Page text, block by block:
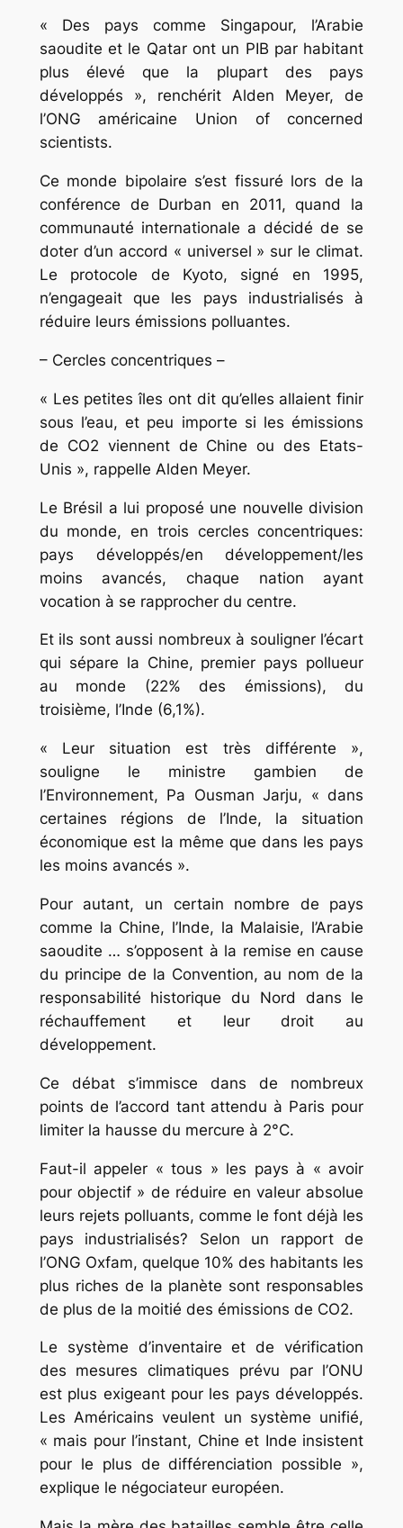
« Des pays comme Singapour, l’Arabie
saoudite et le Qatar ont un PIB par habitant
plus élevé que la plupart des pays
développés », renchérit Alden Meyer, de
l’ONG américaine Union of concerned
scientists.
Ce monde bipolaire s’est fissuré lors de la
conférence de Durban en 2011, quand la
communauté internationale a décidé de se
doter d’un accord « universel » sur le climat.
Le protocole de Kyoto, signé en 1995,
n’engageait que les pays industrialisés à
réduire leurs émissions polluantes.
– Cercles concentriques –
« Les petites îles ont dit qu’elles allaient finir
sous l’eau, et peu importe si les émissions
de CO2 viennent de Chine ou des Etats-
Unis », rappelle Alden Meyer.
Le Brésil a lui proposé une nouvelle division
du monde, en trois cercles concentriques:
pays développés/en développement/les
moins avancés, chaque nation ayant
vocation à se rapprocher du centre.
Et ils sont aussi nombreux à souligner l’écart
qui sépare la Chine, premier pays pollueur
au monde (22% des émissions), du
troisième, l’Inde (6,1%).
« Leur situation est très différente »,
souligne le ministre gambien de
l’Environnement, Pa Ousman Jarju, « dans
certaines régions de l’Inde, la situation
économique est la même que dans les pays
les moins avancés ».
Pour autant, un certain nombre de pays
comme la Chine, l’Inde, la Malaisie, l’Arabie
saoudite … s’opposent à la remise en cause
du principe de la Convention, au nom de la
responsabilité historique du Nord dans le
réchauffement et leur droit au
développement.
Ce débat s’immisce dans de nombreux
points de l’accord tant attendu à Paris pour
limiter la hausse du mercure à 2°C.
Faut-il appeler « tous » les pays à « avoir
pour objectif » de réduire en valeur absolue
leurs rejets polluants, comme le font déjà les
pays industrialisés? Selon un rapport de
l’ONG Oxfam, quelque 10% des habitants les
plus riches de la planète sont responsables
de plus de la moitié des émissions de CO2.
Le système d’inventaire et de vérification
des mesures climatiques prévu par l’ONU
est plus exigeant pour les pays développés.
Les Américains veulent un système unifié,
« mais pour l’instant, Chine et Inde insistent
pour le plus de différenciation possible »,
explique le négociateur européen.